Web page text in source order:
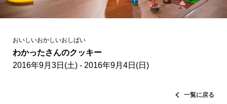
おいしいおかしいおしばい
わかったさんのクッキー
2016年9月3日(土) - 2016年9月4日(日)
一覧に戻る